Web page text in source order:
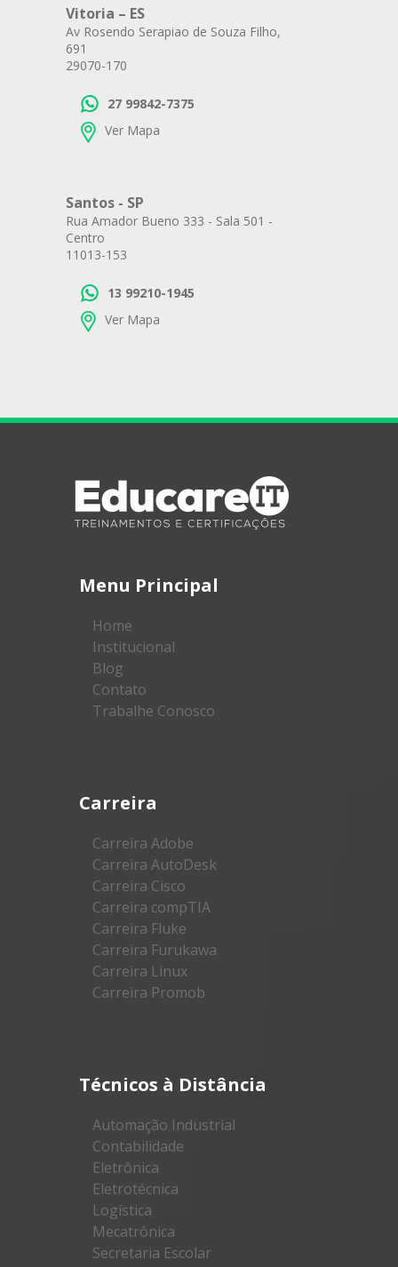
Vitoria – ES
Av Rosendo Serapiao de Souza Filho,
691
29070-170
27 99842-7375
Ver Mapa
Santos - SP
Rua Amador Bueno 333 - Sala 501 -
Centro
11013-153
13 99210-1945
Ver Mapa
Menu Principal
Home
Institucional
Blog
Contato
Trabalhe Conosco
Carreira
Carreira Adobe
Carreira AutoDesk
Carreira Cisco
Carreira compTIA
Carreira Fluke
Carreira Furukawa
Carreira Linux
Carreira Promob
Técnicos à Distância
Automação Industrial
Contabilidade
Eletrônica
Eletrotécnica
Logística
Mecatrônica
Secretaria Escolar